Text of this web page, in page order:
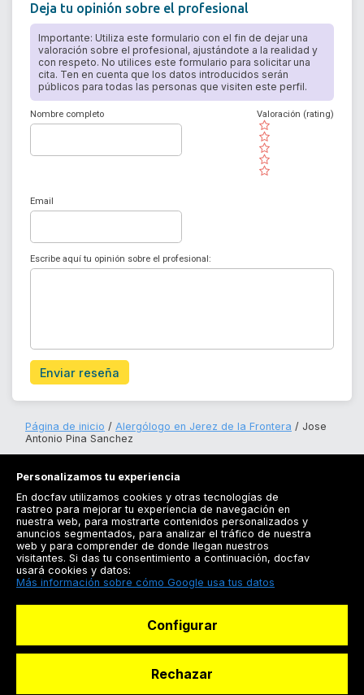
Deja tu opinión sobre el profesional
Importante: Utiliza este formulario con el fin de dejar una
valoración sobre el profesional, ajustándote a la realidad y
con respeto. No utilices este formulario para solicitar una
cita. Ten en cuenta que los datos introducidos serán
públicos para todas las personas que visiten este perfil.
Nombre completo
( )
( )
( )
( )
( )
Valoración (rating)
Email
Escribe aquí tu opinión sobre el profesional:
Enviar reseña
Página de inicio Alergólogo en Jerez de la Frontera
Jose
Antonio Pina Sanchez
Registrarse
Docfav
Personalizamos tu experiencia
En docfav utilizamos cookies y otras tecnologías de
rastreo para mejorar tu experiencia de navegación en
nuestra web, para mostrarte contenidos personalizados y
anuncios segmentados, para analizar el tráfico de nuestra
web y para comprender de donde llegan nuestros
visitantes. Si das tu consentimiento a continuación, docfav
usará cookies y datos:
Más información sobre cómo Google usa tus datos
Configurar
Rechazar